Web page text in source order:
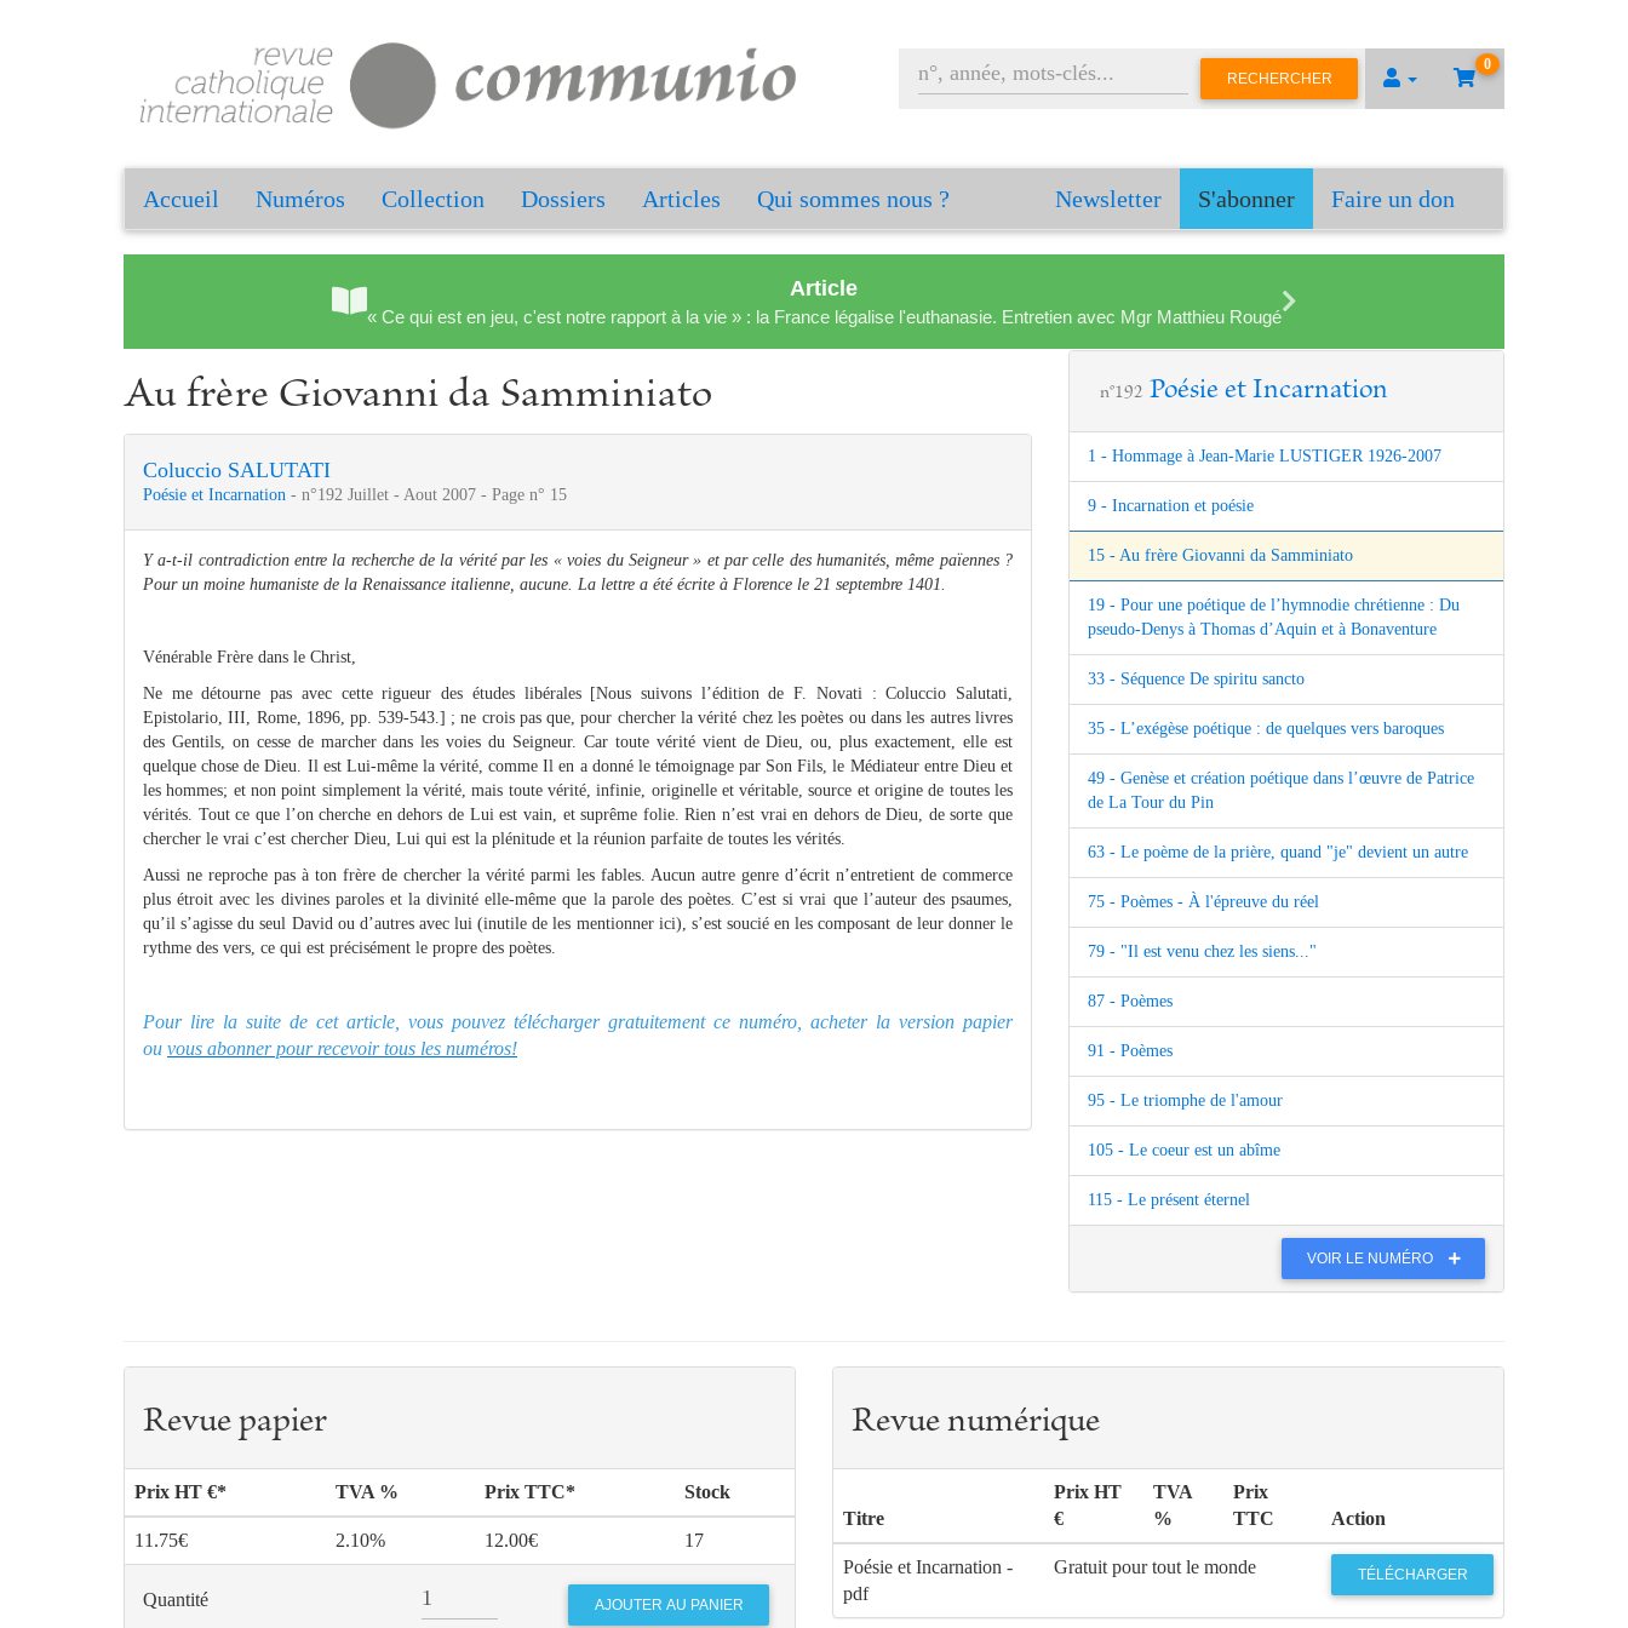
0
RECHERCHER
Accueil Numéros Collection Dossiers Articles Qui sommes nous ? Newsletter S'abonner Faire un don
Article
« Ce qui est en jeu, c'est notre rapport à la vie » : la France légalise l'euthanasie. Entretien avec Mgr Matthieu Rougé
Au frère Giovanni da Samminiato
Coluccio SALUTATI
Poésie et Incarnation - n°192 Juillet - Aout 2007 - Page n° 15
Y a-t-il contradiction entre la recherche de la vérité par les « voies du Seigneur » et par celle des humanités, même païennes ?
Pour un moine humaniste de la Renaissance italienne, aucune. La lettre a été écrite à Florence le 21 septembre 1401.
Vénérable Frère dans le Christ,
Ne me détourne pas avec cette rigueur des études libérales [Nous suivons l’édition de F. Novati : Coluccio Salutati,
Epistolario, III, Rome, 1896, pp. 539-543.] ; ne crois pas que, pour chercher la vérité chez les poètes ou dans les autres livres
des Gentils, on cesse de marcher dans les voies du Seigneur. Car toute vérité vient de Dieu, ou, plus exactement, elle est
quelque chose de Dieu. Il est Lui-même la vérité, comme Il en a donné le témoignage par Son Fils, le Médiateur entre Dieu et
les hommes; et non point simplement la vérité, mais toute vérité, infinie, originelle et véritable, source et origine de toutes les
vérités. Tout ce que l’on cherche en dehors de Lui est vain, et suprême folie. Rien n’est vrai en dehors de Dieu, de sorte que
chercher le vrai c’est chercher Dieu, Lui qui est la plénitude et la réunion parfaite de toutes les vérités.
Aussi ne reproche pas à ton frère de chercher la vérité parmi les fables. Aucun autre genre d’écrit n’entretient de commerce
plus étroit avec les divines paroles et la divinité elle-même que la parole des poètes. C’est si vrai que l’auteur des psaumes,
qu’il s’agisse du seul David ou d’autres avec lui (inutile de les mentionner ici), s’est soucié en les composant de leur donner le
rythme des vers, ce qui est précisément le propre des poètes.
Pour lire la suite de cet article, vous pouvez télécharger gratuitement ce numéro, acheter la version papier
ou vous abonner pour recevoir tous les numéros!
n°192 Poésie et Incarnation
1 - Hommage à Jean-Marie LUSTIGER 1926-2007
9 - Incarnation et poésie
15 - Au frère Giovanni da Samminiato
19 - Pour une poétique de l’hymnodie chrétienne : Du
pseudo-Denys à Thomas d’Aquin et à Bonaventure
33 - Séquence De spiritu sancto
35 - L’exégèse poétique : de quelques vers baroques
49 - Genèse et création poétique dans l’œuvre de Patrice
de La Tour du Pin
63 - Le poème de la prière, quand "je" devient un autre
75 - Poèmes - À l'épreuve du réel
79 - "Il est venu chez les siens..."
87 - Poèmes
91 - Poèmes
95 - Le triomphe de l'amour
105 - Le coeur est un abîme
115 - Le présent éternel
VOIR LE NUMÉRO
Revue papier
Prix HT €* TVA % Prix TTC* Stock
11.75€ 2.10% 12.00€ 17
Quantité
Revue numérique
Titre
Prix HT
€
TVA
%
Prix
TTC
Action
Poésie et Incarnation -
pdf
Gratuit pour tout le monde TÉLÉCHARGER